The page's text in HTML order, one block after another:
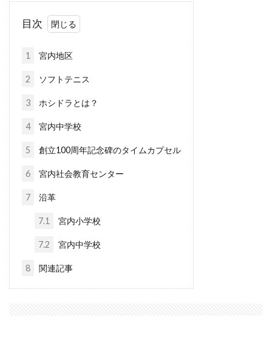
目次
1 宮内地区
2 ソフトテニス
3 ホシドラとは？
4 宮内中学校
5 創立100周年記念碑のタイムカプセル
6 宮内社会教育センター
7 沿革
7.1 宮内小学校
7.2 宮内中学校
8 関連記事